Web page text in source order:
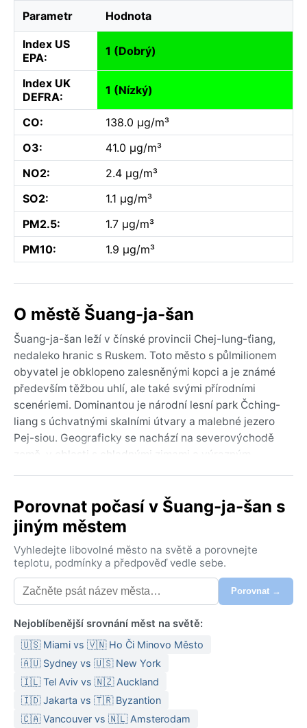
Parametr Hodnota
Index US
EPA:
1 (Dobrý)
Index UK
DEFRA:
1 (Nízký)
CO:
138.0 µg/m³
O3:
41.0 µg/m³
NO2:
2.4 µg/m³
SO2:
1.1 µg/m³
PM2.5:
1.7 µg/m³
PM10:
1.9 µg/m³
O městě Šuang-ja-šan
Šuang-ja-šan leží v čínské provincii Chej-lung-ťiang,
nedaleko hranic s Ruskem. Toto město s půlmilionem
obyvatel je obklopeno zalesněnými kopci a je známé
především těžbou uhlí, ale také svými přírodními
scenériemi. Dominantou je národní lesní park Čching-
liang s úchvatnými skalními útvary a malebné jezero
Pej-siou. Geograficky se nachází na severovýchodě
země, v oblasti s chladnými zimami a výrazným
Podle Köppenovy klasifikace má město klima Dwa,
tedy vlhké kontinentální s horkým létem a suchou
zimou. Léta jsou teplá až horká, s průměrnými
teplotami kolem 22 °C a vysokou vlhkostí. Zimy jsou
naopak velmi studené, suché a dlouhé, s teplotami
hluboko pod bodem mrazu. Srážek je nejvíce v letních
měsících, kdy přicházejí monzunové deště, zatímco v
zimě sněhu mnoho nenapadne. Na cestu je vhodné
přibalit lehké oblečení pro parné léto a teplé vrstvy
pro mrazivou zimu.
Nejlepší dobou k návštěvě z hlediska počasí je pozdní
jaro nebo časný podzim, kdy teploty jsou mírné a
srážky méně časté. Zima může být extrémně chladná
s teplotami klesajícími k -25 °C, zatímco léto přináší
Porovnat počasí v Šuang-ja-šan s
jiným městem
Vyhledejte libovolné město na světě a porovnejte
teplotu, podmínky a předpověď vedle sebe.
Porovnat →
Nejoblíbenější srovnání měst na světě:
🇺🇸 Miami vs 🇻🇳 Ho Či Minovo Město
🇦🇺 Sydney vs 🇺🇸 New York
🇮🇱 Tel Aviv vs 🇳🇿 Auckland
🇮🇩 Jakarta vs 🇹🇷 Byzantion
🇨🇦 Vancouver vs 🇳🇱 Amsterodam